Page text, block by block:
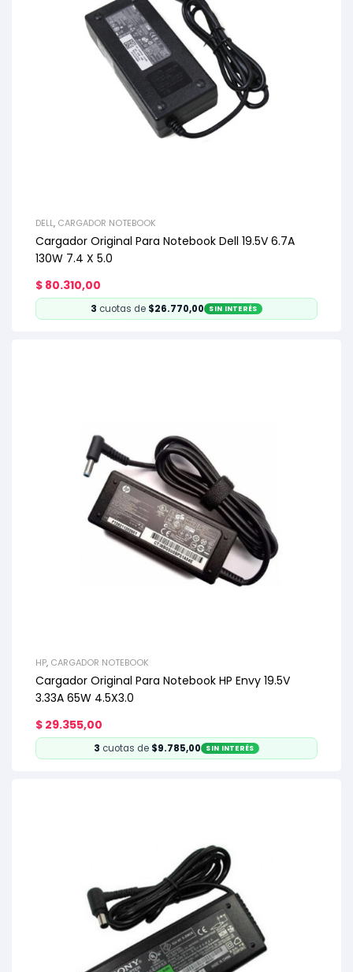
DELL, CARGADOR NOTEBOOK
Cargador Original Para Notebook Dell 19.5V 6.7A
130W 7.4 X 5.0
$ 80.310,00
3 cuotas de $26.770,00 SIN INTERÉS
HP, CARGADOR NOTEBOOK
Cargador Original Para Notebook HP Envy 19.5V
3.33A 65W 4.5X3.0
$ 29.355,00
3 cuotas de $9.785,00 SIN INTERÉS